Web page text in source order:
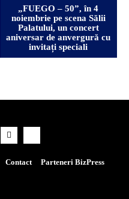
„FUEGO – 50”, în 4
noiembrie pe scena Sălii
Palatului, un concert
aniversar de anvergură cu
invitați speciali
Contact Parteneri BizPress